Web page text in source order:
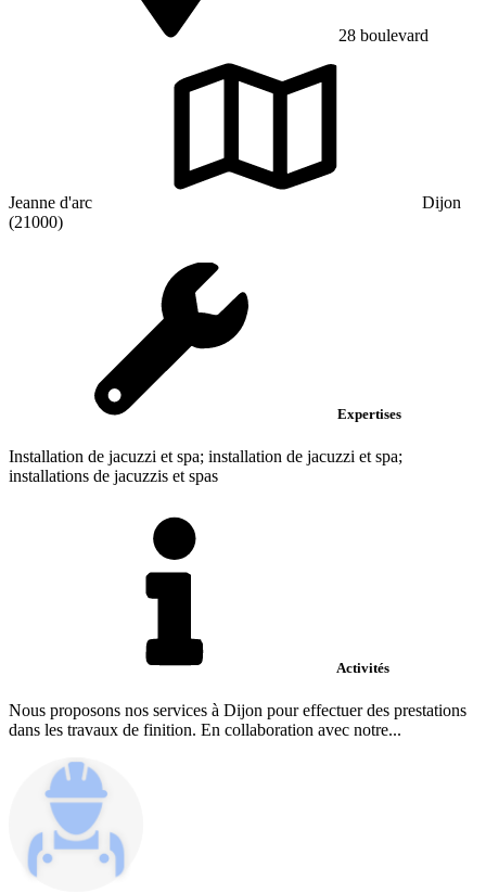
28 boulevard
Jeanne d'arc
Dijon
(21000)
Expertises
Installation de jacuzzi et spa; installation de jacuzzi et spa;
installations de jacuzzis et spas
Activités
Nous proposons nos services à Dijon pour effectuer des prestations
dans les travaux de finition. En collaboration avec notre...